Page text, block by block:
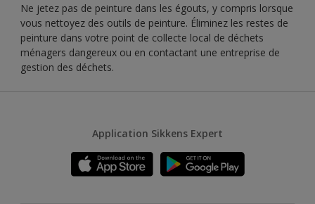
Ne jetez pas de peinture dans les égouts, y compris lorsque
vous nettoyez des outils de peinture. Éliminez les restes de
peinture dans votre point de collecte local de déchets
ménagers dangereux ou en contactant une entreprise de
gestion des déchets.
Application Sikkens Expert